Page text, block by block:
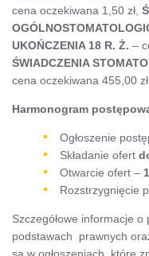
cena oczekiwana 1,50 zł,
UKOŃCZENIA 18 R. Ż. –
ŚWIADCZENIA
cena oczekiwana 455,00 zł
Harmonogram
Ogłoszenie
Składanie ofert
Otwarcie ofert –
Rozstrzygnięcie
Szczegółowe informacje
podstawach prawnych
są w ogłoszeniach, które